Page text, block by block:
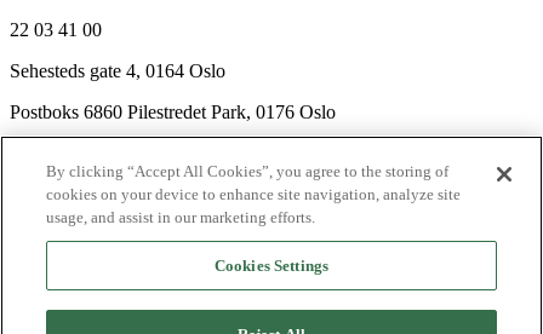
22 03 41 00
Sehesteds gate 4, 0164 Oslo
Postboks 6860 Pilestredet Park, 0176 Oslo
Nyhetsbrev
Ledige stillinger
Send inn manus
By clicking “Accept All Cookies”, you agree to the storing of
cookies on your device to enhance site navigation, analyze site
usage, and assist in our marketing efforts.
Cookies Settings